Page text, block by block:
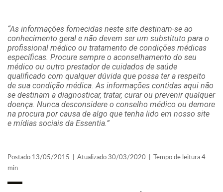
“As informações fornecidas neste site destinam-se ao
conhecimento geral e não devem ser um substituto para o
profissional médico ou tratamento de condições médicas
específicas. Procure sempre o aconselhamento do seu
médico ou outro prestador de cuidados de saúde
qualificado com qualquer dúvida que possa ter a respeito
de sua condição médica. As informações contidas aqui não
se destinam a diagnosticar, tratar, curar ou prevenir qualquer
doença. Nunca desconsidere o conselho médico ou demore
na procura por causa de algo que tenha lido em nosso site
e mídias sociais da Essentia.”
Postado 13/05/2015 | Atualizado 30/03/2020 | Tempo de leitura 4
min